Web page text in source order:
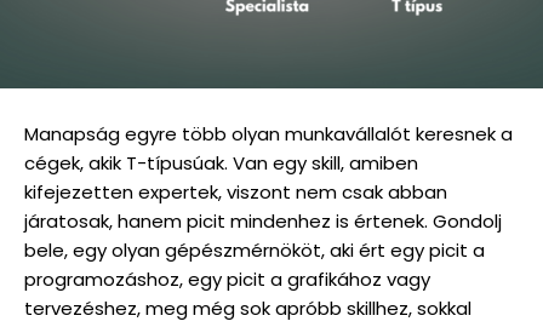
Manapság egyre több olyan munkavállalót keresnek a
cégek, akik T-típusúak. Van egy skill, amiben
kifejezetten expertek, viszont nem csak abban
járatosak, hanem picit mindenhez is értenek. Gondolj
bele, egy olyan gépészmérnököt, aki ért egy picit a
programozáshoz, egy picit a grafikához vagy
tervezéshez, meg még sok apróbb skillhez, sokkal